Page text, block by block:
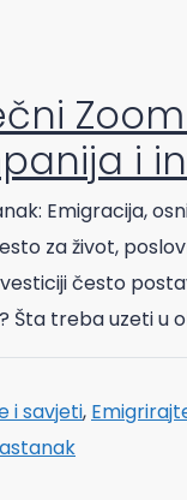
i
Emigracija,
za život,
često
Šta treba uzeti u
i savjeti,